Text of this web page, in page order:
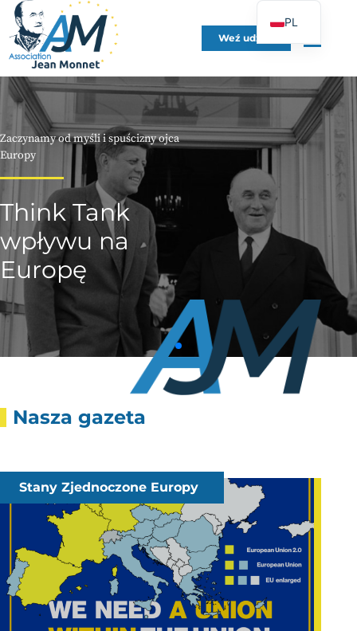
Weź udział
Zaczynamy od myśli i spuścizny ojca
Europy
Think Tank
wpływu na
Europę
Nasza gazeta
Stany Zjednoczone Europy
PL
FR
EN
DE
ES